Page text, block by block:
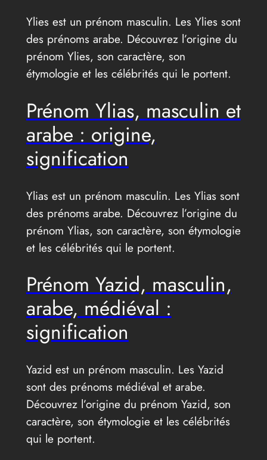
Ylies est un prénom masculin. Les Ylies sont
des prénoms arabe. Découvrez l’origine du
prénom Ylies, son caractère, son
étymologie et les célébrités qui le portent.
Prénom Ylias, masculin et
arabe : origine,
signification
Ylias est un prénom masculin. Les Ylias sont
des prénoms arabe. Découvrez l’origine du
prénom Ylias, son caractère, son étymologie
et les célébrités qui le portent.
Prénom Yazid, masculin,
arabe, médiéval :
signification
Yazid est un prénom masculin. Les Yazid
sont des prénoms médiéval et arabe.
Découvrez l’origine du prénom Yazid, son
caractère, son étymologie et les célébrités
qui le portent.